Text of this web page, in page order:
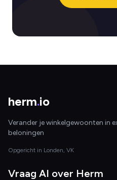
herm.io
Verander je winkelgewoonten in
beloningen
Opgericht in Londen, VK
Vraag AI over Herm